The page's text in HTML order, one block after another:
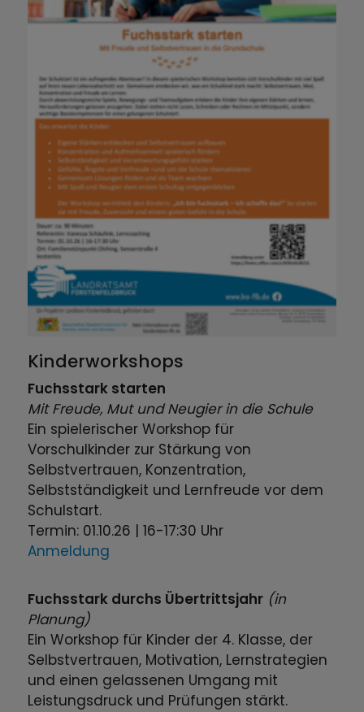
Kinderworkshops
Fuchsstark starten
Mit Freude, Mut und Neugier in die Schule
Ein spielerischer Workshop für
Vorschulkinder zur Stärkung von
Selbstvertrauen, Konzentration,
Selbstständigkeit und Lernfreude vor dem
Schulstart.
Termin: 01.10.26 | 16-17:30 Uhr
Anmeldung
Fuchsstark durchs Übertrittsjahr (in
Planung)
Ein Workshop für Kinder der 4. Klasse, der
Selbstvertrauen, Motivation, Lernstrategien
und einen gelassenen Umgang mit
Leistungsdruck und Prüfungen stärkt.